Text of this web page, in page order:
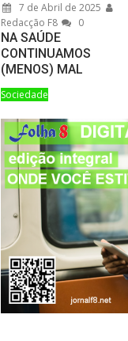
7 de Abril de 2025
Redacção F8
0
NA SAÚDE
CONTINUAMOS
(MENOS) MAL
Sociedade